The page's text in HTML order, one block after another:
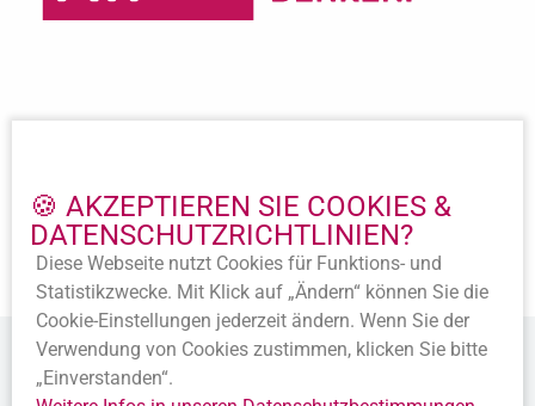
🍪 AKZEPTIEREN SIE COOKIES &
DATENSCHUTZ­RICHTLINIEN?
Diese Webseite nutzt Cookies für Funktions- und
Statistik­zwecke. Mit Klick auf „Ändern“ können Sie die
Cookie-Ein­stellungen jederzeit ändern. Wenn Sie der
Verwendung von Cookies zustimmen, klicken Sie bitte
„Einverstanden“.
Wichtige Links
Datenschutz
Beitritt
Satzung